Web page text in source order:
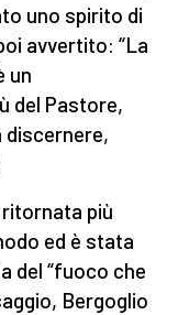
uno spirito di
avvertito: “La
un
del Pastore,
discernere,
ritornata più
ed è stata
del “fuoco che
Bergoglio